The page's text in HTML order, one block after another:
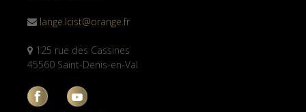
lange.lcist@orange.fr
125 rue des Cassines
45560 Saint-Denis-en-Val